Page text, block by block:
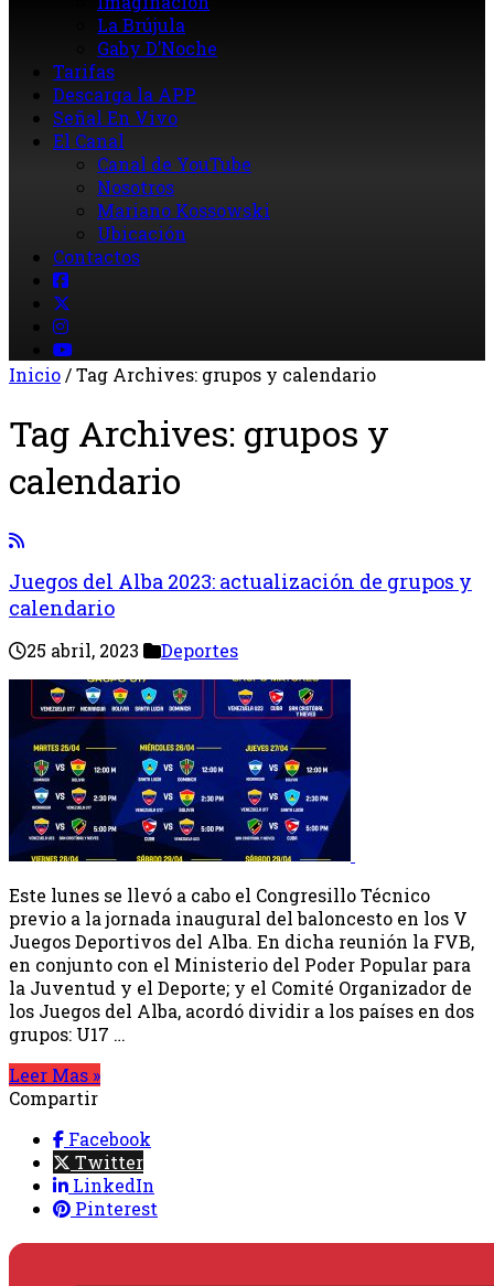
La Brújula
Gaby D’Noche
Tarifas
Descarga la APP
Señal En Vivo
El Canal
Canal de YouTube
Nosotros
Mariano Kossowski
Ubicación
Contactos
Inicio/Tag Archives: grupos y calendario
Tag Archives: grupos y
calendario
Juegos del Alba 2023: actualización de grupos y
calendario
25 abril, 2023 Deportes
Este lunes se llevó a cabo el Congresillo Técnico
previo a la jornada inaugural del baloncesto en los V
Juegos Deportivos del Alba. En dicha reunión la FVB,
en conjunto con el Ministerio del Poder Popular para
la Juventud y el Deporte; y el Comité Organizador de
los Juegos del Alba, acordó dividir a los países en dos
grupos: U17 …
Leer Mas »
Compartir
Facebook
Twitter
LinkedIn
Pinterest